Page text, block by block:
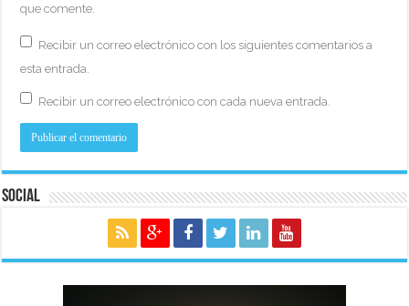
que comente.
Recibir un correo electrónico con los siguientes comentarios a
esta entrada.
Recibir un correo electrónico con cada nueva entrada.
Social